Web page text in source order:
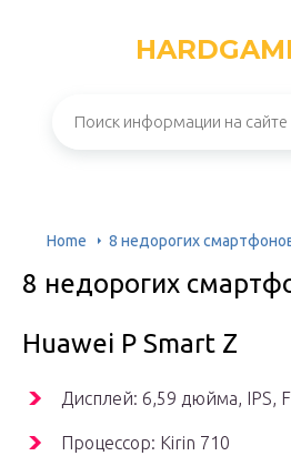
Home 8 недорогих
8 недорогих
Huawei P Smart Z
Дисплей: 6,59 дюйма, IPS,
Процессор: Kirin 710